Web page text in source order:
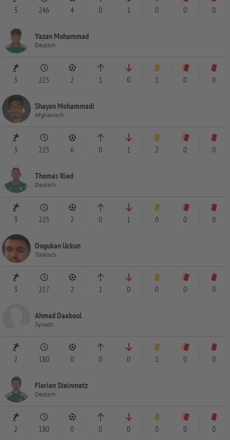
3 246 4 0 1 0 0 0
Yazan Mohammad
Deutsch
3 225 2 1 0 1 0 0
Shayan Mohammadi
Afghanisch
3 225 6 0 1 2 0 0
Thomas Ried
Deutsch
3 225 2 0 1 0 0 0
Dogukan Uckun
Türkisch
3 217 2 1 0 0 0 0
Ahmad Daaboul
Syrisch
2 180 0 0 0 1 0 0
Florian Steinmetz
Deutsch
2 180 0 0 0 0 0 0